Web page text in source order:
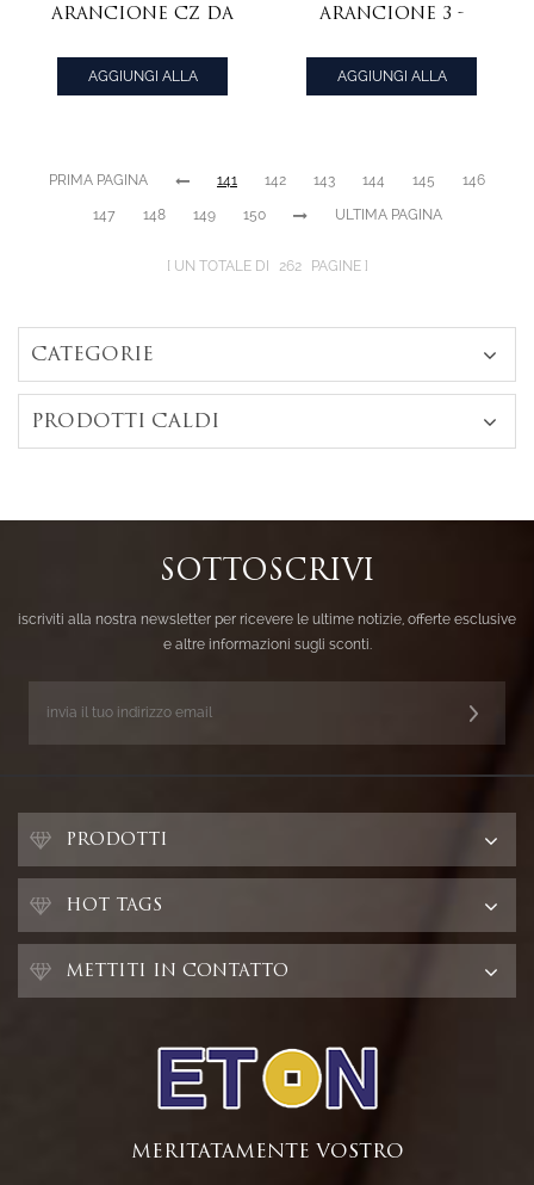
arancione cz da
rotondo su
argento
AGGIUNGI ALLA
arancione 3 -
anello in
argento
AGGIUNGI ALLA
PRIMA PAGINA 141 142 143 144 145 146
147 148 149 150 ULTIMA PAGINA
UN TOTALE DI 262 PAGINE
CATEGORIE
PRODOTTI CALDI
SOTTOSCRIVI
iscriviti alla nostra newsletter per ricevere le ultime notizie, offerte esclusive
e altre informazioni sugli sconti.
PRODOTTI
HOT TAGS
METTITI IN CONTATTO
MERITATAMENTE VOSTRO